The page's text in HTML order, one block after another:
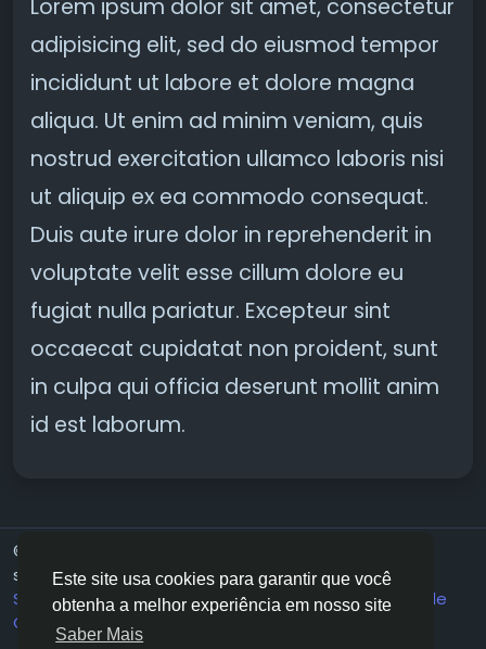
Este site usa cookies para garantir que você
obtenha a melhor experiência em nosso site
Saber Mais
Lorem ipsum dolor sit amet, consectetur
adipisicing elit, sed do eiusmod tempor
incididunt ut labore et dolore magna
aliqua. Ut enim ad minim veniam, quis
nostrud exercitation ullamco laboris nisi
ut aliquip ex ea commodo consequat.
Duis aute irure dolor in reprehenderit in
voluptate velit esse cillum dolore eu
fugiat nulla pariatur. Excepteur sint
occaecat cupidatat non proident, sunt
in culpa qui officia deserunt mollit anim
id est laborum.
© 2026 Your Sexy Bikini - Where Bikini lovers come to
share their passion
Portuguese
Sobre Termos Privacidade Bikini Community
Fale
Conosco
Diretório